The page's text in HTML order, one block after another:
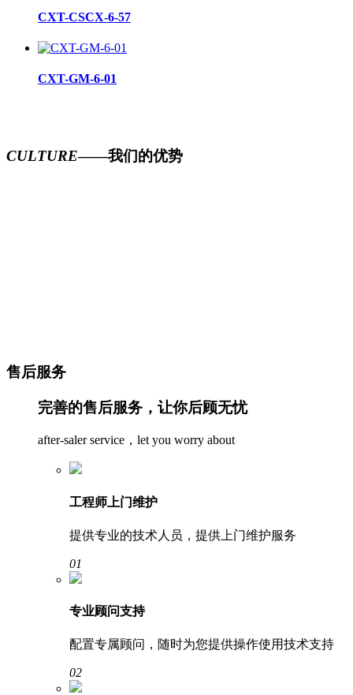
CXT-CSCX-6-57
CXT-GM-6-01
CULTURE——我们的优势
售后服务
完善的售后服务，让你后顾无忧
after-saler service，let you worry about
工程师上门维护
提供专业的技术人员，提供上门维护服务
01
专业顾问支持
配置专属顾问，随时为您提供操作使用技术支持
02